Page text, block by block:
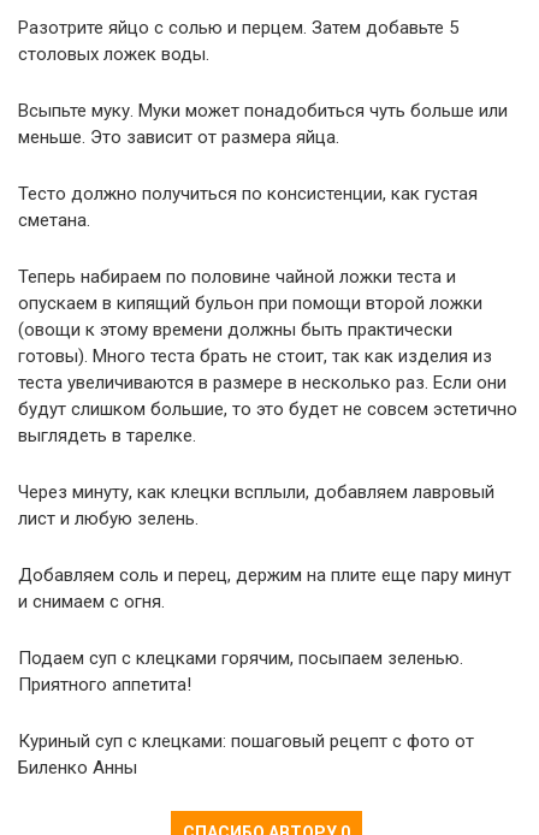
Разотрите яйцо с солью и перцем. Затем добавьте 5
столовых ложек воды.
Всыпьте муку. Муки может понадобиться чуть больше или
меньше. Это зависит от размера яйца.
Тесто должно получиться по консистенции, как густая
сметана.
Теперь набираем по половине чайной ложки теста и
опускаем в кипящий бульон при помощи второй ложки
(овощи к этому времени должны быть практически
готовы). Много теста брать не стоит, так как изделия из
теста увеличиваются в размере в несколько раз. Если они
будут слишком большие, то это будет не совсем эстетично
выглядеть в тарелке.
Через минуту, как клецки всплыли, добавляем лавровый
лист и любую зелень.
Добавляем соль и перец, держим на плите еще пару минут
и снимаем с огня.
Подаем суп с клецками горячим, посыпаем зеленью.
Приятного аппетита!
Куриный суп с клецками: пошаговый рецепт с фото от
Биленко Анны